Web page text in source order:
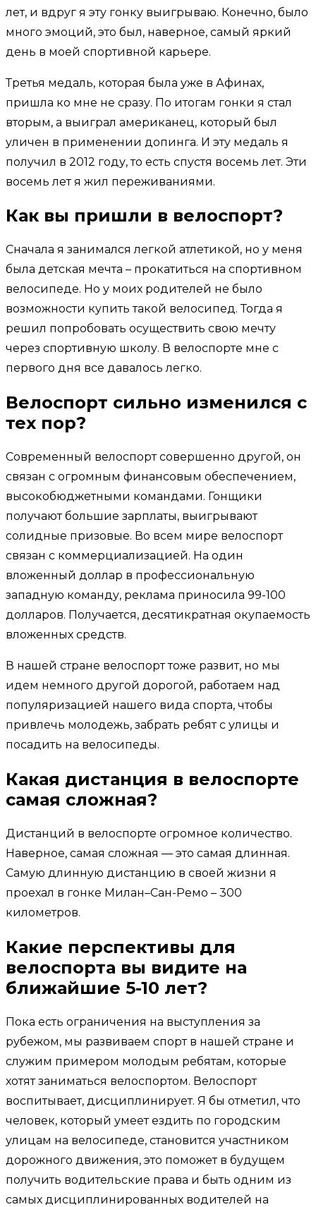
лет, и вдруг я эту гонку выигрываю. Конечно, было
много эмоций, это был, наверное, самый яркий
день в моей спортивной карьере.
Третья медаль, которая была уже в Афинах,
пришла ко мне не сразу. По итогам гонки я стал
вторым, а выиграл американец, который был
уличен в применении допинга. И эту медаль я
получил в 2012 году, то есть спустя восемь лет. Эти
восемь лет я жил переживаниями.
Как вы пришли в велоспорт?
Сначала я занимался легкой атлетикой, но у меня
была детская мечта – прокатиться на спортивном
велосипеде. Но у моих родителей не было
возможности купить такой велосипед. Тогда я
решил попробовать осуществить свою мечту
через спортивную школу. В велоспорте мне с
первого дня все давалось легко.
Велоспорт сильно изменился с
тех пор?
Современный велоспорт совершенно другой, он
связан с огромным финансовым обеспечением,
высокобюджетными командами. Гонщики
получают большие зарплаты, выигрывают
солидные призовые. Во всем мире велоспорт
связан с коммерциализацией. На один
вложенный доллар в профессиональную
западную команду, реклама приносила 99-100
долларов. Получается, десятикратная окупаемость
вложенных средств.
В нашей стране велоспорт тоже развит, но мы
идем немного другой дорогой, работаем над
популяризацией нашего вида спорта, чтобы
привлечь молодежь, забрать ребят с улицы и
посадить на велосипеды.
Какая дистанция в велоспорте
самая сложная?
Дистанций в велоспорте огромное количество.
Наверное, самая сложная — это самая длинная.
Самую длинную дистанцию в своей жизни я
проехал в гонке Милан–Сан-Ремо – 300
километров.
Какие перспективы для
велоспорта вы видите на
ближайшие 5-10 лет?
Пока есть ограничения на выступления за
рубежом, мы развиваем спорт в нашей стране и
служим примером молодым ребятам, которые
хотят заниматься велоспортом. Велоспорт
воспитывает, дисциплинирует. Я бы отметил, что
человек, который умеет ездить по городским
улицам на велосипеде, становится участником
дорожного движения, это поможет в будущем
получить водительские права и быть одним из
самых дисциплинированных водителей на